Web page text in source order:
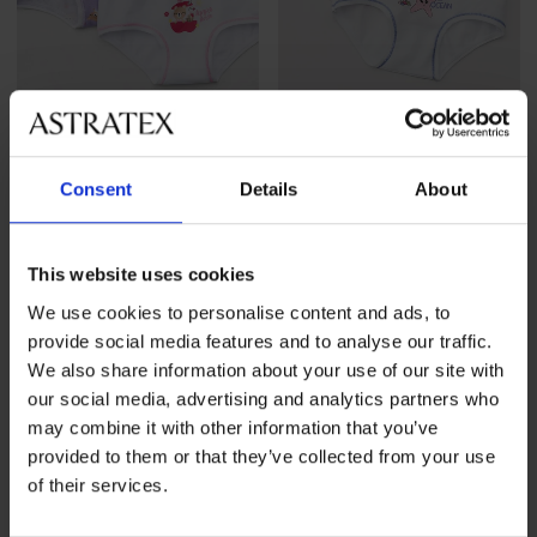
Consent Details About
This website uses cookies
We use cookies to personalise content and ads, to
provide social media features and to analyse our traffic.
We also share information about your use of our site with
our social media, advertising and analytics partners who
may combine it with other information that you’ve
provided to them or that they’ve collected from your use
of their services.
3PACK Σλιπ για κορίτσια
Apple βαμβακερό
14,99 €
3PACK Σλιπ για κορίτσια
Ocean βαμβακερό
14,99 €